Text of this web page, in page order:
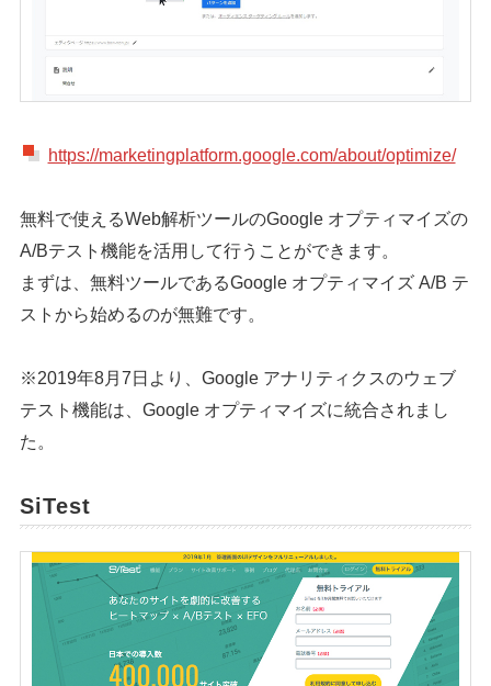
https://marketingplatform.google.com/about/optimize/
無料で使えるWeb解析ツールのGoogle オプティマイズの
A/Bテスト機能を活用して行うことができます。
まずは、無料ツールであるGoogle オプティマイズ A/B テ
ストから始めるのが無難です。
※2019年8月7日より、Google アナリティクスのウェブ
テスト機能は、Google オプティマイズに統合されまし
た。
SiTest